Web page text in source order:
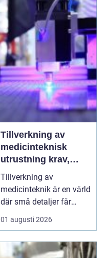
göras. Att anlita en
professionell flyttfirma
kan vara det bästa
beslute...
Tillverkning av
medicinteknisk
utrustning krav,
kvalitet och
precision
Tillverkning av
medicinteknik är en värld
där små detaljer får
stora konsekvenser. En
liten avvikelse i en
hur en hel apparat
01 augusti 2026